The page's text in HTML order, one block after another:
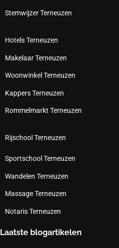
Stemwijzer Terneuzen
Hotels Terneuzen
Makelaar Terneuzen
Woonwinkel Terneuzen
Kappers Terneuzen
Rommelmarkt Terneuzen
Rijschool Terneuzen
Sportschool Terneuzen
Wandelen Terneuzen
Massage Terneuzen
Notaris Terneuzen
Laatste blogartikelen